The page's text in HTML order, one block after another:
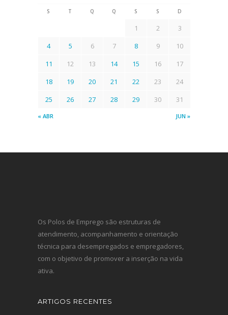
S T Q Q S S D
« ABR JUN »
1 2
3
4
5 6 7 8 9
10
11
12 13 14 15 16
17
18
19 20 21 22 23
24
25
26 27 28 29 30 31
Os Polos de Emprego são estruturas de
atendimento, acompanhamento e orientação
técnica para desempregados e empregadores,
com o objetivo de promover a inserção na vida
ativa.
ARTIGOS RECENTES